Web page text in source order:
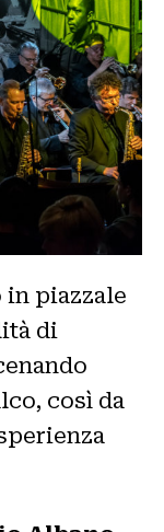
in piazzale
di
così da